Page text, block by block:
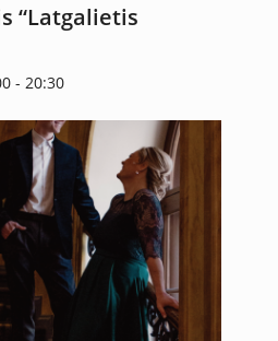
“Latgalietis
- 20:30